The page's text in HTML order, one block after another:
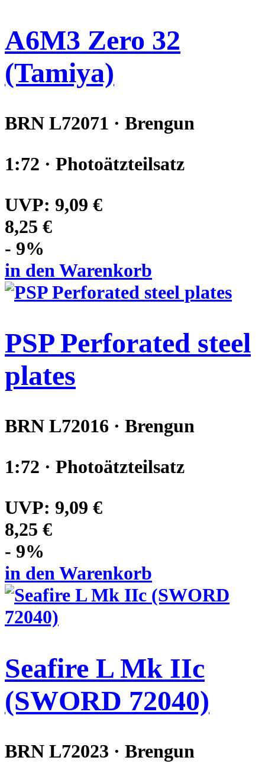
A6M3 Zero 32
(Tamiya)
BRN L72071 · Brengun
1:72 · Photoätzteilsatz
UVP: 9,09 €
8,25 €
- 9%
in den Warenkorb
PSP Perforated steel
plates
BRN L72016 · Brengun
1:72 · Photoätzteilsatz
UVP: 9,09 €
8,25 €
- 9%
in den Warenkorb
Seafire L Mk IIc
(SWORD 72040)
BRN L72023 · Brengun